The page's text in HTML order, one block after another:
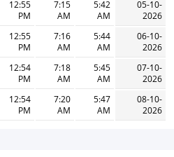
05-10-
2026
5:42
AM
7:15
AM
12:55
PM
06-10-
2026
5:44
AM
7:16
AM
12:55
PM
07-10-
2026
5:45
AM
7:18
AM
12:54
PM
08-10-
2026
5:47
AM
7:20
AM
12:54
PM